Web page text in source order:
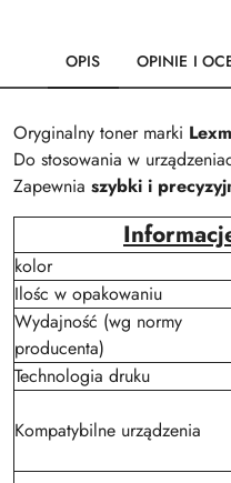
OPIS OPINIE I
Oryginalny toner marki
Do stosowania w
Zapewnia szybki i
kolor
Ilośc w opakowaniu
Wydajność (wg normy
producenta)
Technologia druku
Kompatybilne urządzenia